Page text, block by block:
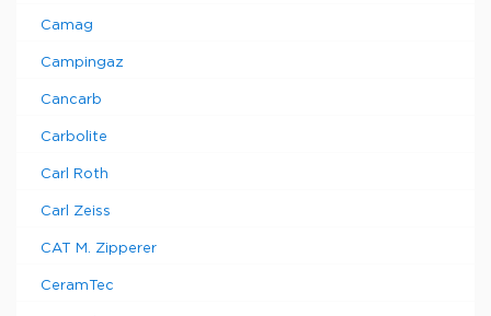
Camag
Campingaz
Cancarb
Carbolite
Carl Roth
Carl Zeiss
CAT M. Zipperer
CeramTec